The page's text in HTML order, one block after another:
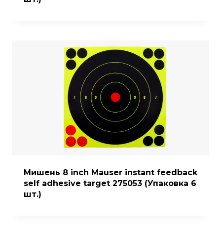
Мишень 8 inch Mauser instant feedback
self adhesive target 275053 (Упаковка 6
шт.)